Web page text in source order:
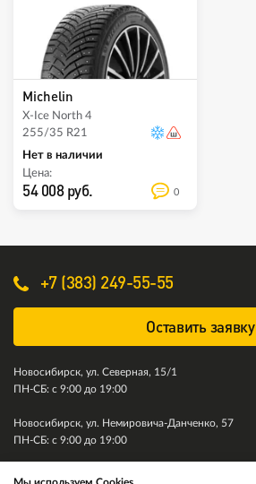
Michelin
X-Ice North 4
255/35 R21
Нет в наличии
Цена:
54 008 руб. 0
+7 (383) 249-55-55
Оставить заявку
Новосибирск, ул. Северная, 15/1
ПН-СБ: с 9:00 до 19:00
Новосибирск, ул. Немировича-Данченко, 57
ПН-СБ: с 9:00 до 19:00